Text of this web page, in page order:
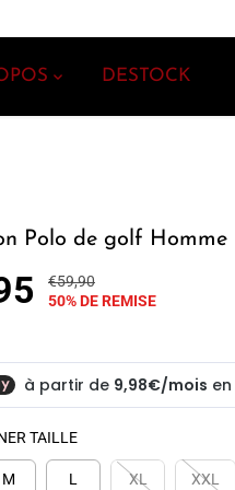
DESTOCK
Polo de golf Homme
P
R
R
É
€59,90
T
U
S
A
50% DE REMISE
TAILLE
M L XL XXL